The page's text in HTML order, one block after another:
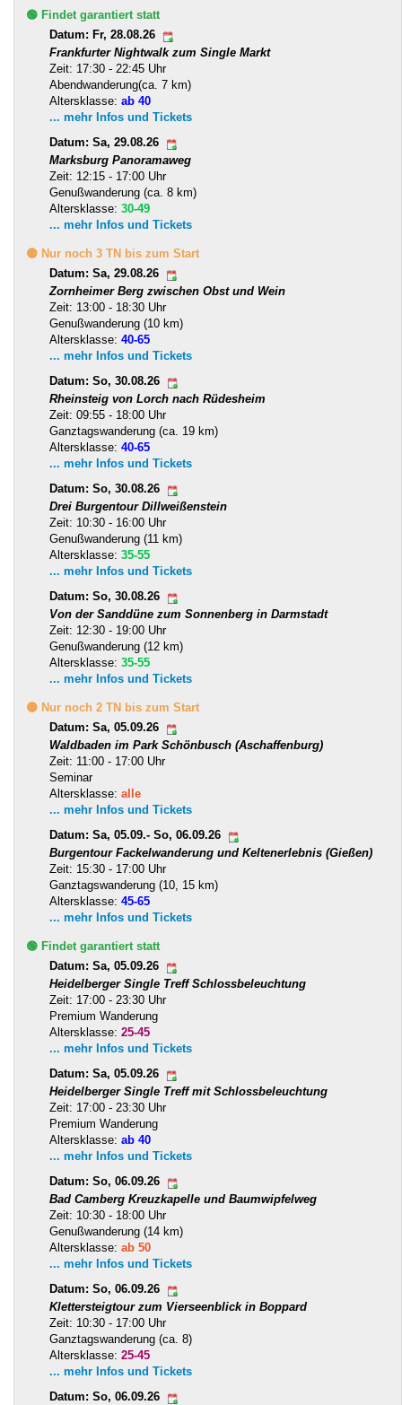
🟢 Findet garantiert statt
Datum: Fr, 28.08.26
Frankfurter Nightwalk zum Single Markt
Zeit: 17:30 - 22:45 Uhr
Abendwanderung(ca. 7 km)
Altersklasse: ab 40
... mehr Infos und Tickets
Datum: Sa, 29.08.26
Marksburg Panoramaweg
Zeit: 12:15 - 17:00 Uhr
Genußwanderung (ca. 8 km)
Altersklasse: 30-49
... mehr Infos und Tickets
🟡 Nur noch 3 TN bis zum Start
Datum: Sa, 29.08.26
Zornheimer Berg zwischen Obst und Wein
Zeit: 13:00 - 18:30 Uhr
Genußwanderung (10 km)
Altersklasse: 40-65
... mehr Infos und Tickets
Datum: So, 30.08.26
Rheinsteig von Lorch nach Rüdesheim
Zeit: 09:55 - 18:00 Uhr
Ganztagswanderung (ca. 19 km)
Altersklasse: 40-65
... mehr Infos und Tickets
Datum: So, 30.08.26
Drei Burgentour Dillweißenstein
Zeit: 10:30 - 16:00 Uhr
Genußwanderung (11 km)
Altersklasse: 35-55
... mehr Infos und Tickets
Datum: So, 30.08.26
Von der Sanddüne zum Sonnenberg in Darmstadt
Zeit: 12:30 - 19:00 Uhr
Genußwanderung (12 km)
Altersklasse: 35-55
... mehr Infos und Tickets
🟡 Nur noch 2 TN bis zum Start
Datum: Sa, 05.09.26
Waldbaden im Park Schönbusch (Aschaffenburg)
Zeit: 11:00 - 17:00 Uhr
Seminar
Altersklasse: alle
... mehr Infos und Tickets
Datum: Sa, 05.09.- So, 06.09.26
Burgentour Fackelwanderung und Keltenerlebnis (Gießen)
Zeit: 15:30 - 17:00 Uhr
Ganztagswanderung (10, 15 km)
Altersklasse: 45-65
... mehr Infos und Tickets
🟢 Findet garantiert statt
Datum: Sa, 05.09.26
Heidelberger Single Treff Schlossbeleuchtung
Zeit: 17:00 - 23:30 Uhr
Premium Wanderung
Altersklasse: 25-45
... mehr Infos und Tickets
Datum: Sa, 05.09.26
Heidelberger Single Treff mit Schlossbeleuchtung
Zeit: 17:00 - 23:30 Uhr
Premium Wanderung
Altersklasse: ab 40
... mehr Infos und Tickets
Datum: So, 06.09.26
Bad Camberg Kreuzkapelle und Baumwipfelweg
Zeit: 10:30 - 18:00 Uhr
Genußwanderung (14 km)
Altersklasse: ab 50
... mehr Infos und Tickets
Datum: So, 06.09.26
Klettersteigtour zum Vierseenblick in Boppard
Zeit: 10:30 - 17:00 Uhr
Ganztagswanderung (ca. 8)
Altersklasse: 25-45
... mehr Infos und Tickets
Datum: So, 06.09.26